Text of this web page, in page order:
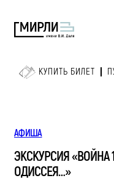
КУПИТЬ БИЛЕТ
АФИША
ЭКСКУРСИЯ «ВОЙНА
ОДИССЕЯ…»